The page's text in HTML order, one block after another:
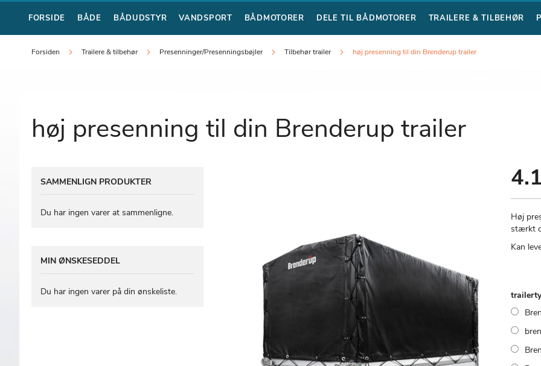
FORSIDE BÅDE BÅDUDSTYR VANDSPORT BÅDMOTORER DELE TIL BÅDMOTORER TRAILERE & TILBEHØR
Forsiden Trailere & tilbehør Presenninger/Presenningsbøjler Tilbehør trailer høj presenning til din Brenderup trailer
høj presenning til din Brenderup trailer
Høj
stærkt
Kan
SAMMENLIGN PRODUKTER
Du har ingen varer at sammenligne.
MIN ØNSKESEDDEL
Du har ingen varer på din ønskeliste.